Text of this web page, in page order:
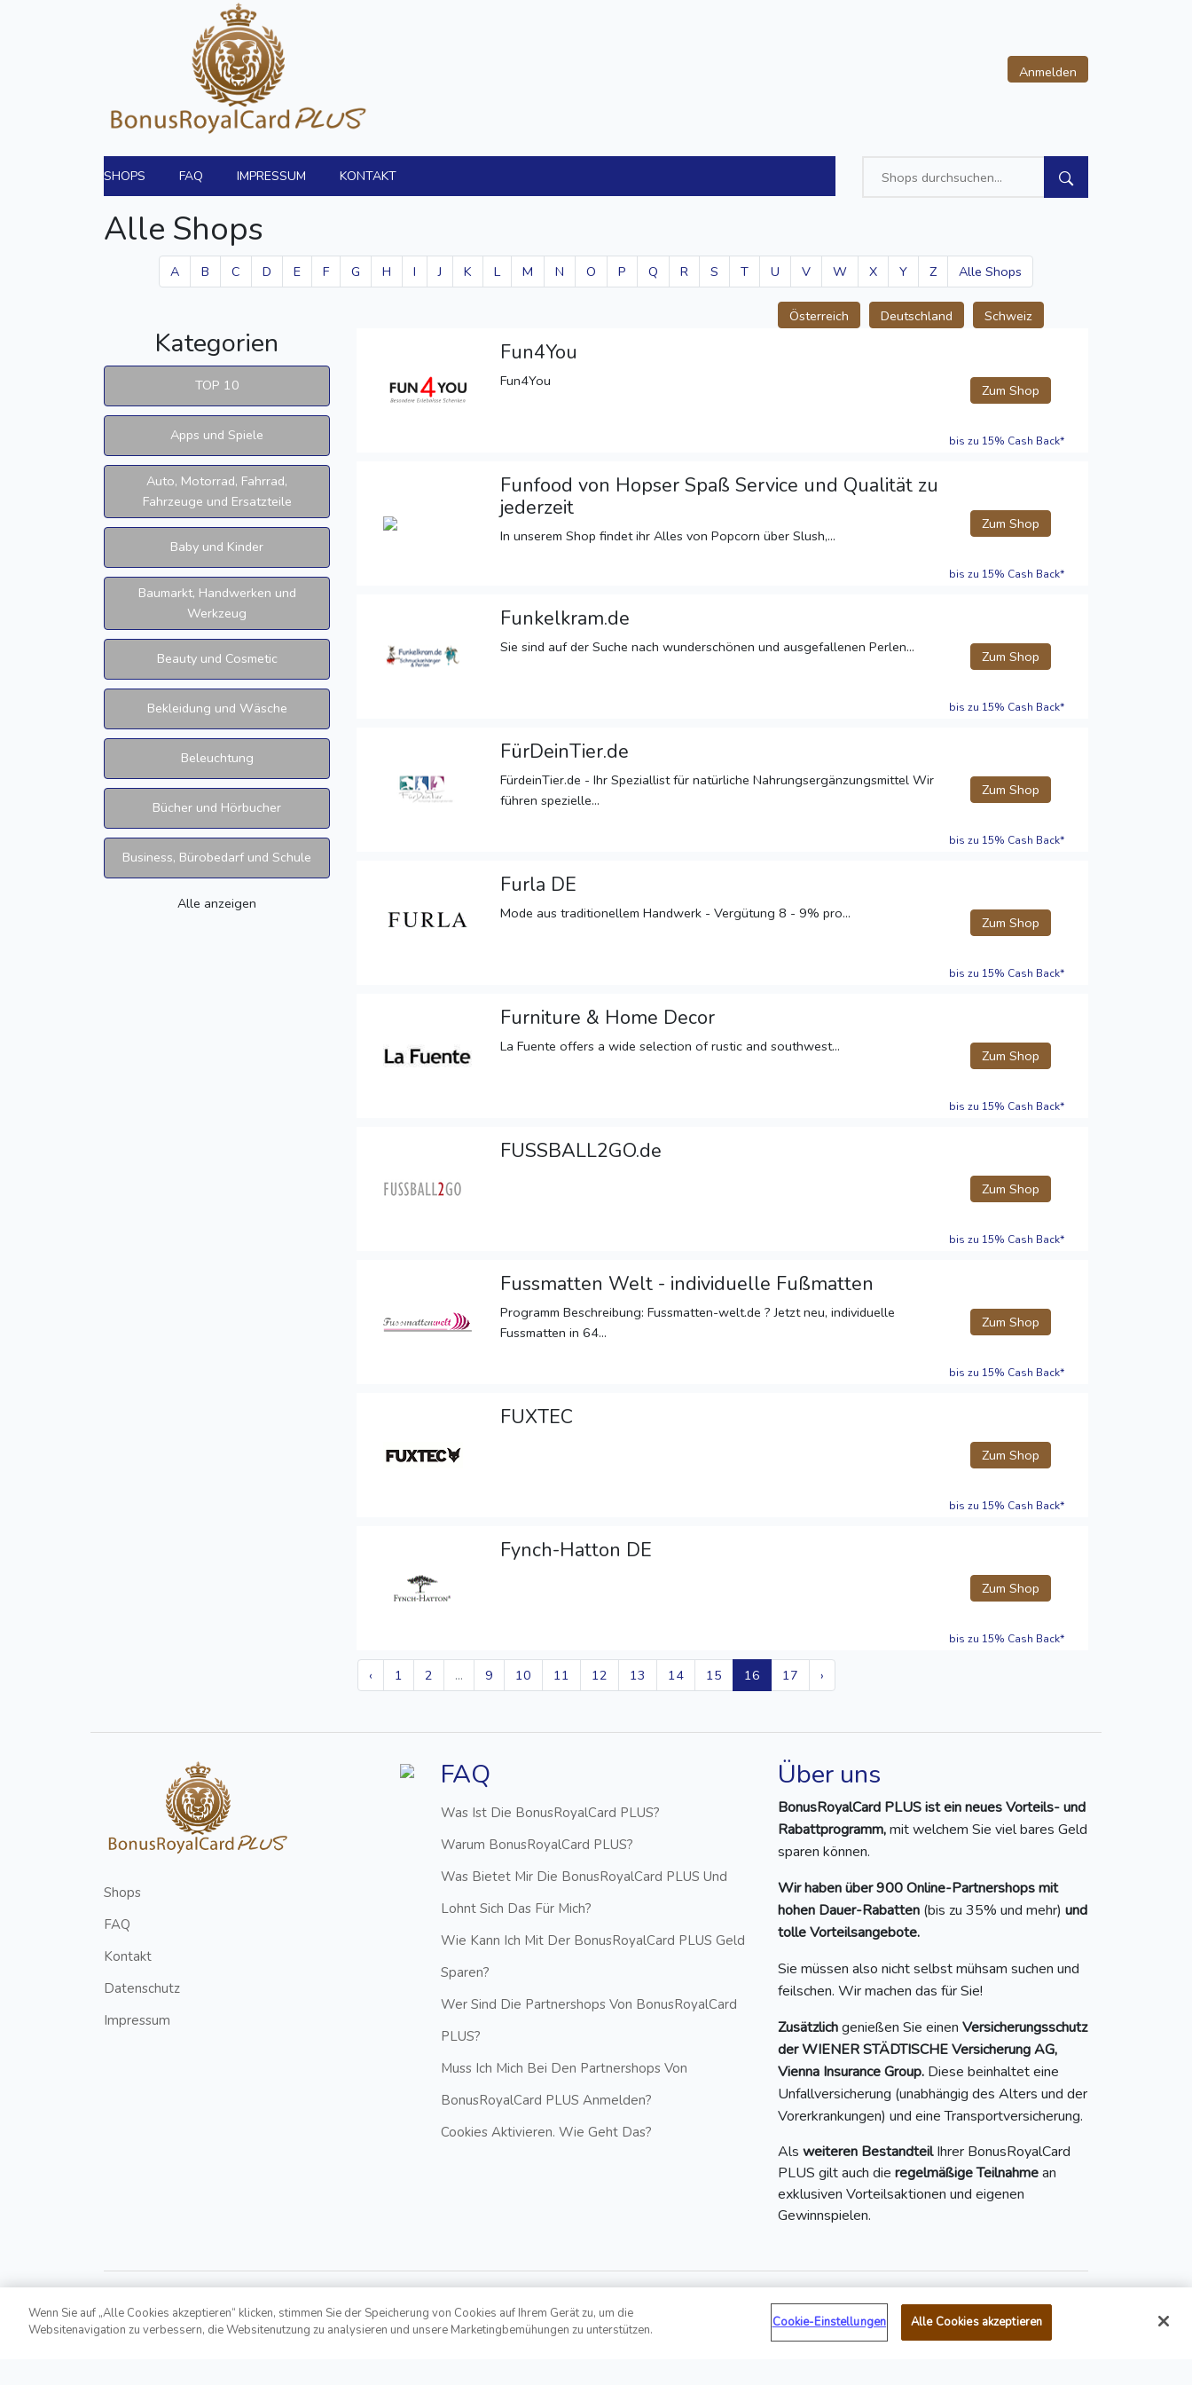
Anmelden
SHOPS FAQ IMPRESSUM KONTAKT
Alle Shops
A B C D E F G H I J K L M N O P Q R S T U V W X Y Z Alle Shops
Österreich Deutschland Schweiz
Kategorien
TOP 10
Apps und Spiele
Auto, Motorrad, Fahrrad,
Fahrzeuge und Ersatzteile
Baby und Kinder
Baumarkt, Handwerken und
Werkzeug
Beauty und Cosmetic
Bekleidung und Wäsche
Beleuchtung
Bücher und Hörbucher
Business, Bürobedarf und Schule
Alle anzeigen
Fun4You
Fun4You
Zum Shop
bis zu 15% Cash Back*
Funfood von Hopser Spaß Service und Qualität zu
jederzeit
In unserem Shop findet ihr Alles von Popcorn über Slush,...
Zum Shop
bis zu 15% Cash Back*
Funkelkram.de
Sie sind auf der Suche nach wunderschönen und ausgefallenen Perlen...
Zum Shop
bis zu 15% Cash Back*
FürDeinTier.de
FürdeinTier.de - Ihr Speziallist für natürliche Nahrungsergänzungsmittel Wir
führen spezielle...
Zum Shop
bis zu 15% Cash Back*
Furla DE
Mode aus traditionellem Handwerk - Vergütung 8 - 9% pro...
Zum Shop
bis zu 15% Cash Back*
Furniture & Home Decor
La Fuente offers a wide selection of rustic and southwest...
Zum Shop
bis zu 15% Cash Back*
FUSSBALL2GO.de
Zum Shop
bis zu 15% Cash Back*
Fussmatten Welt - individuelle Fußmatten
Programm Beschreibung: Fussmatten-welt.de ? Jetzt neu, individuelle
Fussmatten in 64...
Zum Shop
bis zu 15% Cash Back*
FUXTEC
Zum Shop
bis zu 15% Cash Back*
Fynch-Hatton DE
Zum Shop
bis zu 15% Cash Back*
‹ 1 2 ... 9 10 11 12 13 14 15 16 17 ›
Shops
FAQ
Kontakt
Datenschutz
Impressum
FAQ
Was Ist Die BonusRoyalCard PLUS?
Warum BonusRoyalCard PLUS?
Was Bietet Mir Die BonusRoyalCard PLUS Und
Lohnt Sich Das Für Mich?
Wie Kann Ich Mit Der BonusRoyalCard PLUS Geld
Sparen?
Wer Sind Die Partnershops Von BonusRoyalCard
PLUS?
Muss Ich Mich Bei Den Partnershops Von
BonusRoyalCard PLUS Anmelden?
Cookies Aktivieren. Wie Geht Das?
Über uns
BonusRoyalCard PLUS ist ein neues Vorteils- und
Rabattprogramm,mit welchem Sie viel bares Geld
sparen können.
Wir haben über 900 Online-Partnershops mit
hohen Dauer-Rabatten (bis zu 35% und mehr) und
tolle Vorteilsangebote.
Sie müssen also nicht selbst mühsam suchen und
feilschen. Wir machen das für Sie!
Zusätzlichgenießen Sie einen Versicherungsschutz
der WIENER STÄDTISCHE Versicherung AG,
Vienna Insurance Group. Diese beinhaltet eine
Unfallversicherung (unabhängig des Alters und der
Vorerkrankungen) und eine Transportversicherung.
Als weiteren BestandteilIhrer BonusRoyalCard
PLUS gilt auch die regelmäßige Teilnahmean
exklusiven Vorteilsaktionen und eigenen
Gewinnspielen.
Wenn Sie auf „Alle Cookies akzeptieren“ klicken, stimmen Sie der Speicherung von Cookies auf Ihrem Gerät zu, um die
Websitenavigation zu verbessern, die Websitenutzung zu analysieren und unsere Marketingbemühungen zu unterstützen.
Cookie-Einstellungen Alle Cookies akzeptieren